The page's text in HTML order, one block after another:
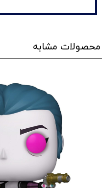
محصولات مشابه